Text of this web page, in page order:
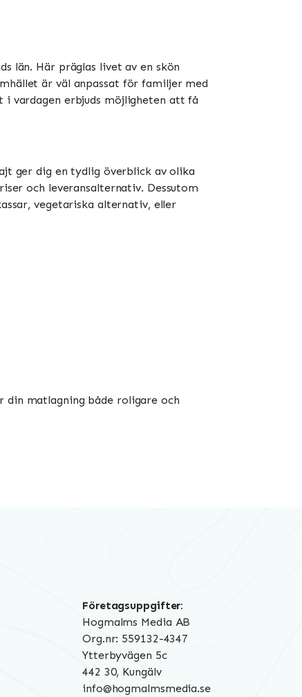
län. Här präglas livet av en skön
är väl anpassat för familjer med
i vardagen erbjuds möjligheten att få
ger dig en tydlig överblick av olika
och leveransalternativ. Dessutom
vegetariska alternativ, eller
din matlagning både roligare och
Företagsuppgifter:
Hogmalms Media AB
Org.nr: 559132-4347
Ytterbyvägen 5c
442 30, Kungälv
info@hogmalmsmedia.se